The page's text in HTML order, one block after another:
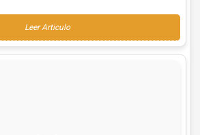
Leer Articulo